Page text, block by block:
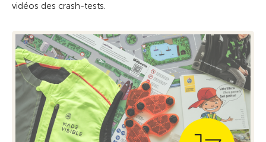
vidéos des crash-tests.